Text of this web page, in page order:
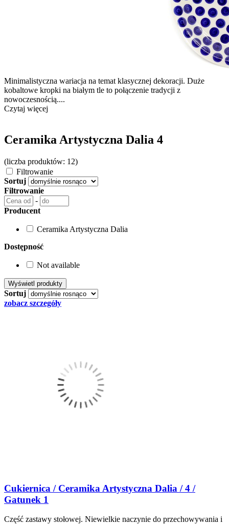
Minimalistyczna wariacja na temat klasycznej dekoracji. Duże
kobaltowe kropki na białym tle to połączenie tradycji z
nowoczesnością....
Czytaj więcej
Ceramika Artystyczna Dalia 4
(liczba produktów: 12)
Filtrowanie
Sortuj
Filtrowanie
-
Producent
Ceramika Artystyczna Dalia
Dostępność
Not available
Sortuj
zobacz szczegóły
Cukiernica / Ceramika Artystyczna Dalia / 4 /
Gatunek 1
Część zastawy stołowej. Niewielkie naczynie do przechowywania i